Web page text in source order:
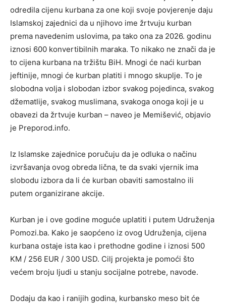
odredila cijenu kurbana za one koji svoje povjerenje daju
Islamskoj zajednici da u njihovo ime žrtvuju kurban
prema navedenim uslovima, pa tako ona za 2026. godinu
iznosi 600 konvertibilnih maraka. To nikako ne znači da je
to cijena kurbana na tržištu BiH. Mnogi će naći kurban
jeftinije, mnogi će kurban platiti i mnogo skuplje. To je
slobodna volja i slobodan izbor svakog pojedinca, svakog
džematlije, svakog muslimana, svakoga onoga koji je u
obavezi da žrtvuje kurban – naveo je Memišević, objavio
je Preporod.info.
Iz Islamske zajednice poručuju da je odluka o načinu
izvršavanja ovog obreda lična, te da svaki vjernik ima
slobodu izbora da li će kurban obaviti samostalno ili
putem organizirane akcije.
Kurban je i ove godine moguće uplatiti i putem Udruženja
Pomozi.ba. Kako je saopćeno iz ovog Udruženja, cijena
kurbana ostaje ista kao i prethodne godine i iznosi 500
KM / 256 EUR / 300 USD. Cilj projekta je pomoći što
većem broju ljudi u stanju socijalne potrebe, navode.
Dodaju da kao i ranijih godina, kurbansko meso bit će